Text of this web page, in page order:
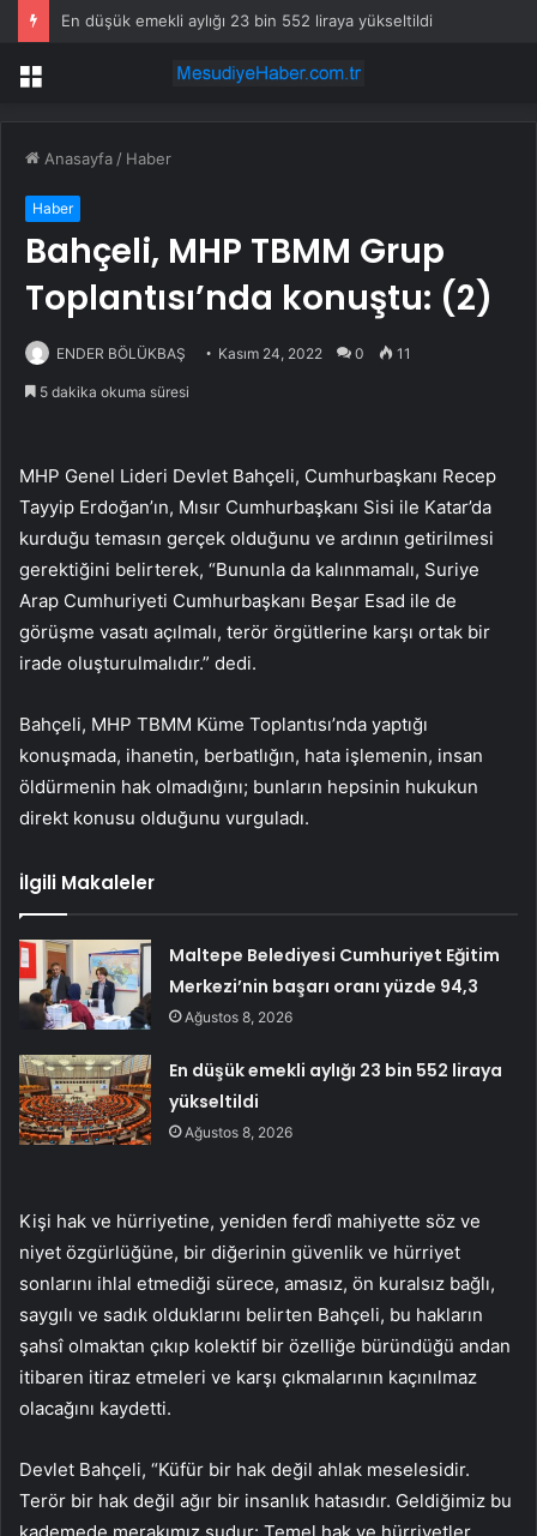
En düşük emekli aylığı 23 bin 552 liraya yükseltildi
Menü
Anasayfa / Haber
Haber
Bahçeli, MHP TBMM Grup
Toplantısı’nda konuştu: (2)
ENDER BÖLÜKBAŞ Kasım 24, 2022 0 11
5 dakika okuma süresi
MHP Genel Lideri Devlet Bahçeli, Cumhurbaşkanı Recep
Tayyip Erdoğan’ın, Mısır Cumhurbaşkanı Sisi ile Katar’da
kurduğu temasın gerçek olduğunu ve ardının getirilmesi
gerektiğini belirterek, “Bununla da kalınmamalı, Suriye
Arap Cumhuriyeti Cumhurbaşkanı Beşar Esad ile de
görüşme vasatı açılmalı, terör örgütlerine karşı ortak bir
irade oluşturulmalıdır.” dedi.
Bahçeli, MHP TBMM Küme Toplantısı’nda yaptığı
konuşmada, ihanetin, berbatlığın, hata işlemenin, insan
öldürmenin hak olmadığını; bunların hepsinin hukukun
direkt konusu olduğunu vurguladı.
İlgili Makaleler
Maltepe Belediyesi Cumhuriyet Eğitim
Merkezi’nin başarı oranı yüzde 94,3
Ağustos 8, 2026
En düşük emekli aylığı 23 bin 552 liraya
yükseltildi
Ağustos 8, 2026
Kişi hak ve hürriyetine, yeniden ferdî mahiyette söz ve
niyet özgürlüğüne, bir diğerinin güvenlik ve hürriyet
sonlarını ihlal etmediği sürece, amasız, ön kuralsız bağlı,
saygılı ve sadık olduklarını belirten Bahçeli, bu hakların
şahsî olmaktan çıkıp kolektif bir özelliğe büründüğü andan
itibaren itiraz etmeleri ve karşı çıkmalarının kaçınılmaz
olacağını kaydetti.
Devlet Bahçeli, “Küfür bir hak değil ahlak meselesidir.
Terör bir hak değil ağır bir insanlık hatasıdır. Geldiğimiz bu